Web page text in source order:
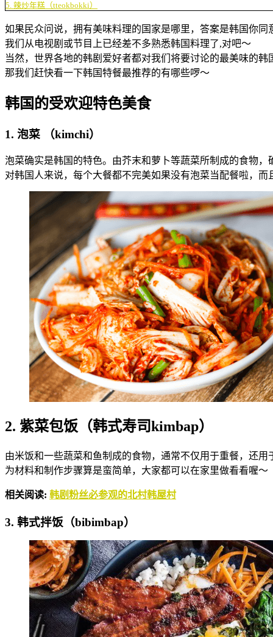
5. 辣炒年糕（tteokbokki）
如果民众问说，拥有美味料理的国家是哪里，答案是韩国你同
我们从电视剧或节目上已经差不多熟悉韩国料理了,对吧～
当然，世界各地的韩剧爱好者都对我们将要讨论的最美味的韩
那我们赶快看一下韩国特餐最推荐的有哪些啰～
韩国的受欢迎特色美食
1. 泡菜 （kimchi）
泡菜确实是韩国的特色。由芥末和萝卜等蔬菜所制成的食物
对韩国人来说，每个大餐都不完美如果没有泡菜当配餐啦，
2. 紫菜包饭（韩式寿司kimbap）
由米饭和一些蔬菜和鱼制成的食物，通常不仅用于重餐，还
为材料和制作步骤算是蛮简单，大家都可以在家里做看看喔～
相关阅读: 韩剧粉丝必参观的北村韩屋村
3. 韩式拌饭（bibimbap）